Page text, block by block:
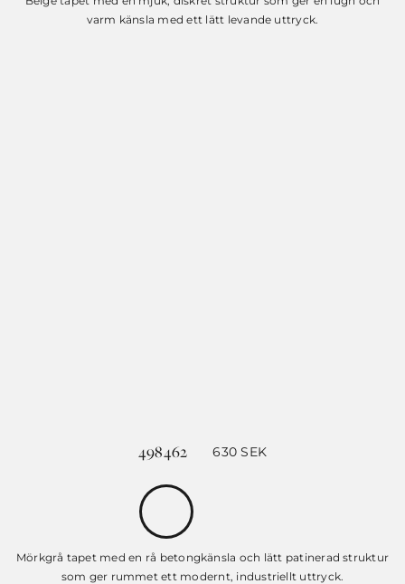
varm känsla med ett lätt levande uttryck.
498462 630SEK
Mörkgrå tapet med en rå betongkänsla och lätt patinerad struktur
som ger rummet ett modernt, industriellt uttryck.